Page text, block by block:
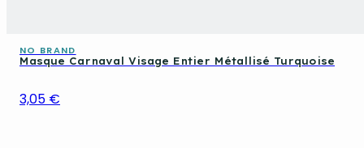
NO BRAND
Masque Carnaval Visage Entier Métallisé Turquoise
3,05 €